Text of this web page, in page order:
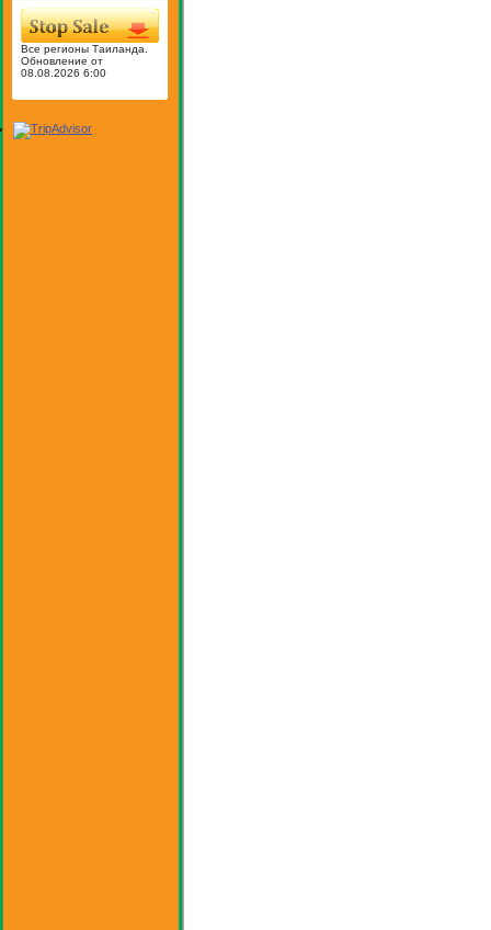
Все регионы Таиланда.
Обновление от
08.08.2026 6:00